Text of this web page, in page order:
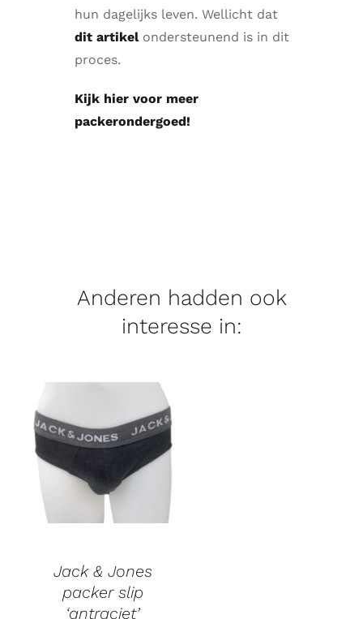
hun dagelijks leven. Wellicht dat
dit artikelondersteunend is in dit
proces.
Kijk hier voor meer
packerondergoed!
Anderen hadden ook
interesse in:
Jack & Jones
packer slip
‘antraciet’